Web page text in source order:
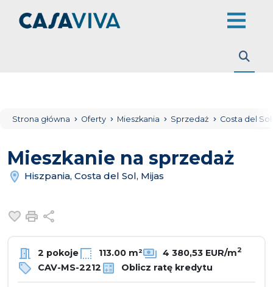
Strona główna Oferty Mieszkania Sprzedaż Costa del Sol
Mieszkanie na sprzedaż
Hiszpania, Costa del Sol, Mijas
Dodaj do ulubionych
Drukuj
2 pokoje 113.00 m² 4 380,53 EUR/m2
CAV-MS-2212 Oblicz ratę kredytu